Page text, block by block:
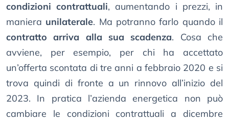
condizioni contrattuali, aumentando i prezzi, in
maniera unilaterale. Ma potranno farlo quando il
contratto arriva alla sua scadenza. Cosa che
avviene, per esempio, per chi ha accettato
un’offerta scontata di tre anni a febbraio 2020 e si
trova quindi di fronte a un rinnovo all’inizio del
2023. In pratica l’azienda energetica non può
cambiare le condizioni contrattuali a dicembre